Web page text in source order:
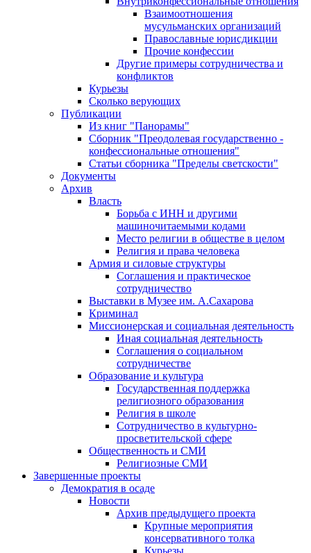
Взаимоотношения
мусульманских организаций
Православные юрисдикции
Прочие конфессии
Другие примеры сотрудничества и
конфликтов
Курьезы
Сколько верующих
Публикации
Из книг "Панорамы"
Сборник "Преодолевая государственно -
конфессиональные отношения"
Статьи сборника "Пределы светскости"
Документы
Архив
Власть
Борьба с ИНН и другими
машиночитаемыми кодами
Место религии в обществе в целом
Религия и права человека
Армия и силовые структуры
Соглашения и практическое
сотрудничество
Выставки в Музее им. А.Сахарова
Криминал
Миссионерская и социальная деятельность
Иная социальная деятельность
Соглашения о социальном
сотрудничестве
Образование и культура
Государственная поддержка
религиозного образования
Религия в школе
Сотрудничество в культурно-
просветительской сфере
Общественность и СМИ
Религиозные СМИ
Завершенные проекты
Демократия в осаде
Новости
Архив предыдущего проекта
Крупные мероприятия
консервативного толка